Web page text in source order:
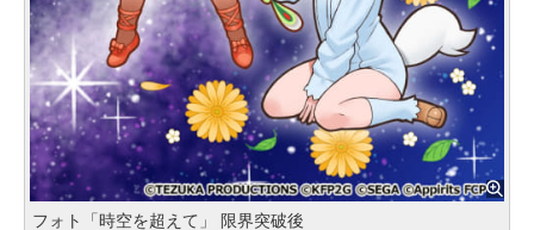
フォト「時空を超えて」 限界突破後